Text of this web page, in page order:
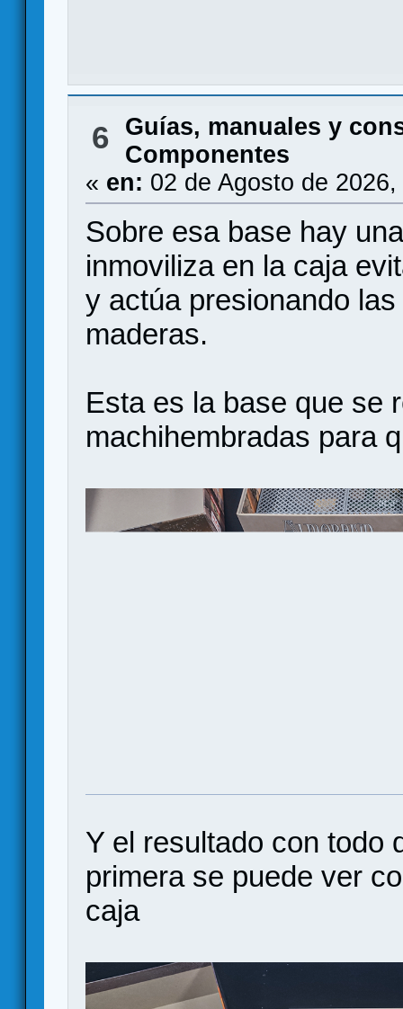
6
Guías, manuales y
Componentes
« en: 02 de Agosto de
Sobre esa base hay
inmoviliza en la caja
y actúa presionando
maderas.
Esta es la base que se
machihembradas para
Y el resultado con todo
primera se puede ver
caja